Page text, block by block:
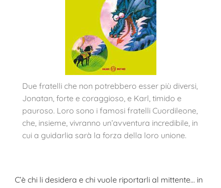
Due fratelli che non potrebbero esser più diversi,
Jonatan, forte e coraggioso, e Karl, timido e
pauroso. Loro sono i famosi fratelli Cuordileone,
che, insieme, vivranno un’avventura incredibile, in
cui a guidarlia sarà la forza della loro unione.
C’è chi li desidera e chi vuole riportarli al mittente… in